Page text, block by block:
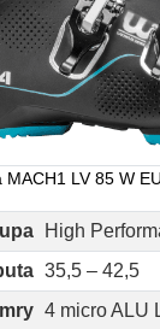
LV 85 W EU
High
35,5 – 42,5
4 micro ALU